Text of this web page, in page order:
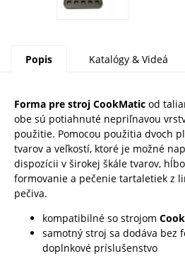
Popis Katalógy & Videá
Forma pre stroj CookMaticod
obe sú potiahnuté nepriľnavou
použitie. Pomocou použitia dvoch
tvarov a veľkostí, ktoré je možné
dispozícii v širokej škále tvarov,
formovanie a pečenie tartaletiek z
pečiva.
kompatibilné so strojom
samotný stroj sa dodáva bez
doplnkové príslušenstvo